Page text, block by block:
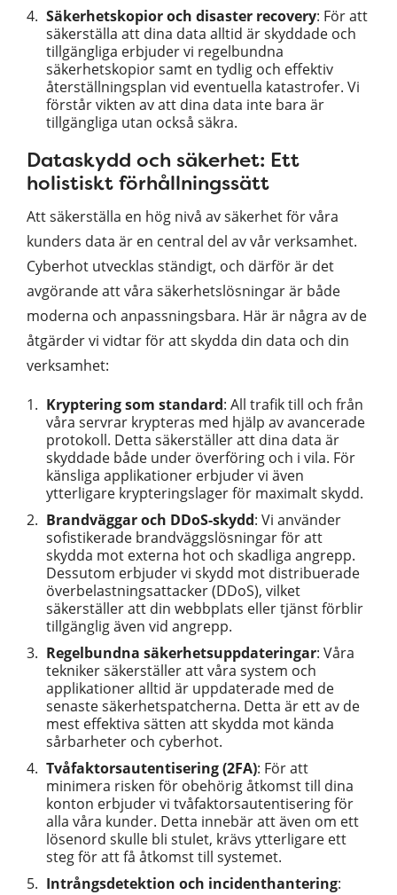
Säkerhetskopior och disaster recovery: För att
säkerställa att dina data alltid är skyddade och
tillgängliga erbjuder vi regelbundna
säkerhetskopior samt en tydlig och effektiv
återställningsplan vid eventuella katastrofer. Vi
förstår vikten av att dina data inte bara är
tillgängliga utan också säkra.
Dataskydd och säkerhet: Ett
holistiskt förhållningssätt
Att säkerställa en hög nivå av säkerhet för våra
kunders data är en central del av vår verksamhet.
Cyberhot utvecklas ständigt, och därför är det
avgörande att våra säkerhetslösningar är både
moderna och anpassningsbara. Här är några av de
åtgärder vi vidtar för att skydda din data och din
verksamhet:
Kryptering som standard: All trafik till och från
våra servrar krypteras med hjälp av avancerade
protokoll. Detta säkerställer att dina data är
skyddade både under överföring och i vila. För
känsliga applikationer erbjuder vi även
ytterligare krypteringslager för maximalt skydd.
Brandväggar och DDoS-skydd: Vi använder
sofistikerade brandväggslösningar för att
skydda mot externa hot och skadliga angrepp.
Dessutom erbjuder vi skydd mot distribuerade
överbelastningsattacker (DDoS), vilket
säkerställer att din webbplats eller tjänst förblir
tillgänglig även vid angrepp.
Regelbundna säkerhetsuppdateringar: Våra
tekniker säkerställer att våra system och
applikationer alltid är uppdaterade med de
senaste säkerhetspatcherna. Detta är ett av de
mest effektiva sätten att skydda mot kända
sårbarheter och cyberhot.
Tvåfaktorsautentisering (2FA): För att
minimera risken för obehörig åtkomst till dina
konton erbjuder vi tvåfaktorsautentisering för
alla våra kunder. Detta innebär att även om ett
lösenord skulle bli stulet, krävs ytterligare ett
steg för att få åtkomst till systemet.
Intrångsdetektion och incidenthantering: